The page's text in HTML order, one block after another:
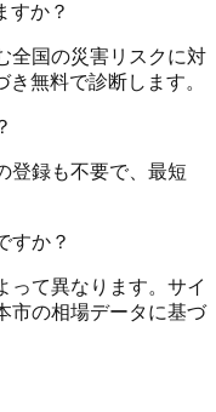
すか？
全国の災害リスクに対
無料で診断します。
登録も不要で、最短
すか？
って異なります。サイ
市の相場データに基づ